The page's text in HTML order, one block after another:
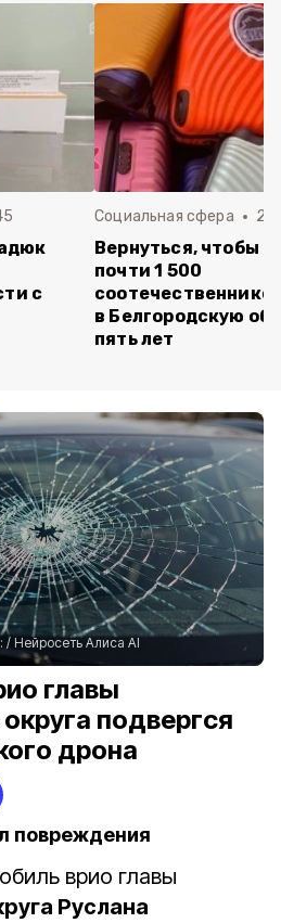
с
Социальная сфера 20
Вернуться, чтобы
почти 1 500
в Белгородскую
пять лет
/ Нейросеть Алиса AI
главы
подвергся
дрона
повреждения
врио главы
Руслана